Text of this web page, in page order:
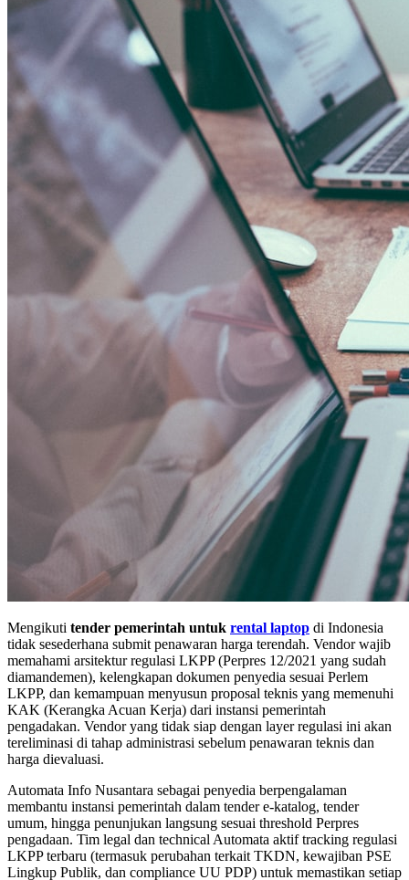
Mengikuti tender pemerintah untuk rental laptop di Indonesia
tidak sesederhana submit penawaran harga terendah. Vendor wajib
memahami arsitektur regulasi LKPP (Perpres 12/2021 yang sudah
diamandemen), kelengkapan dokumen penyedia sesuai Perlem
LKPP, dan kemampuan menyusun proposal teknis yang memenuhi
KAK (Kerangka Acuan Kerja) dari instansi pemerintah
pengadakan. Vendor yang tidak siap dengan layer regulasi ini akan
tereliminasi di tahap administrasi sebelum penawaran teknis dan
harga dievaluasi.
Automata Info Nusantara sebagai penyedia berpengalaman
membantu instansi pemerintah dalam tender e-katalog, tender
umum, hingga penunjukan langsung sesuai threshold Perpres
pengadaan. Tim legal dan technical Automata aktif tracking regulasi
LKPP terbaru (termasuk perubahan terkait TKDN, kewajiban PSE
Lingkup Publik, dan compliance UU PDP) untuk memastikan setiap